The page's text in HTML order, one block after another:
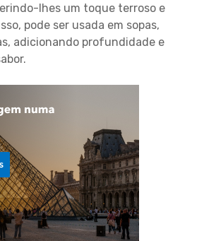
lhes um toque terroso e
pode ser usada em sopas,
adicionando profundidade e